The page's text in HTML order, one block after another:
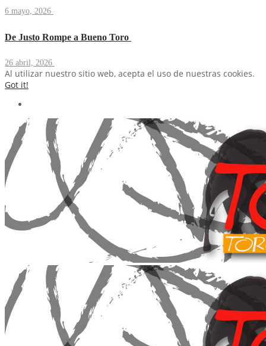
6 mayo, 2026
De Justo Rompe a Bueno Toro
26 abril, 2026
Al utilizar nuestro sitio web, acepta el uso de nuestras cookies.
Got it!